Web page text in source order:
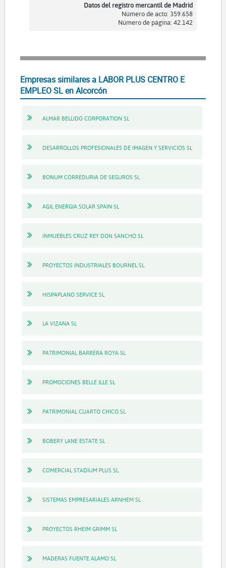
Datos del registro mercantil de Madrid
Número de acto: 359.658
Número de página: 42.142
Empresas similares a LABOR PLUS CENTRO E
EMPLEO SL en Alcorcón
ALMAR BELLIDO CORPORATION SL
DESARROLLOS PROFESIONALES DE IMAGEN Y SERVICIOS SL
BONUM CORREDURIA DE SEGUROS SL
AGIL ENERGIA SOLAR SPAIN SL
INMUEBLES CRUZ REY DON SANCHO SL
PROYECTOS INDUSTRIALES BOURNEL SL
HISPAPLANO SERVICE SL
LA VIZANA SL
PATRIMONIAL BARRERA ROYA SL
PROMOCIONES BELLE ILLE SL
PATRIMONIAL CUARTO CHICO SL
BOBERY LANE ESTATE SL
COMERCIAL STADIUM PLUS SL
SISTEMAS EMPRESARIALES ARNHEM SL
PROYECTOS RHEIM GRIMM SL
MADERAS FUENTE ALAMO SL